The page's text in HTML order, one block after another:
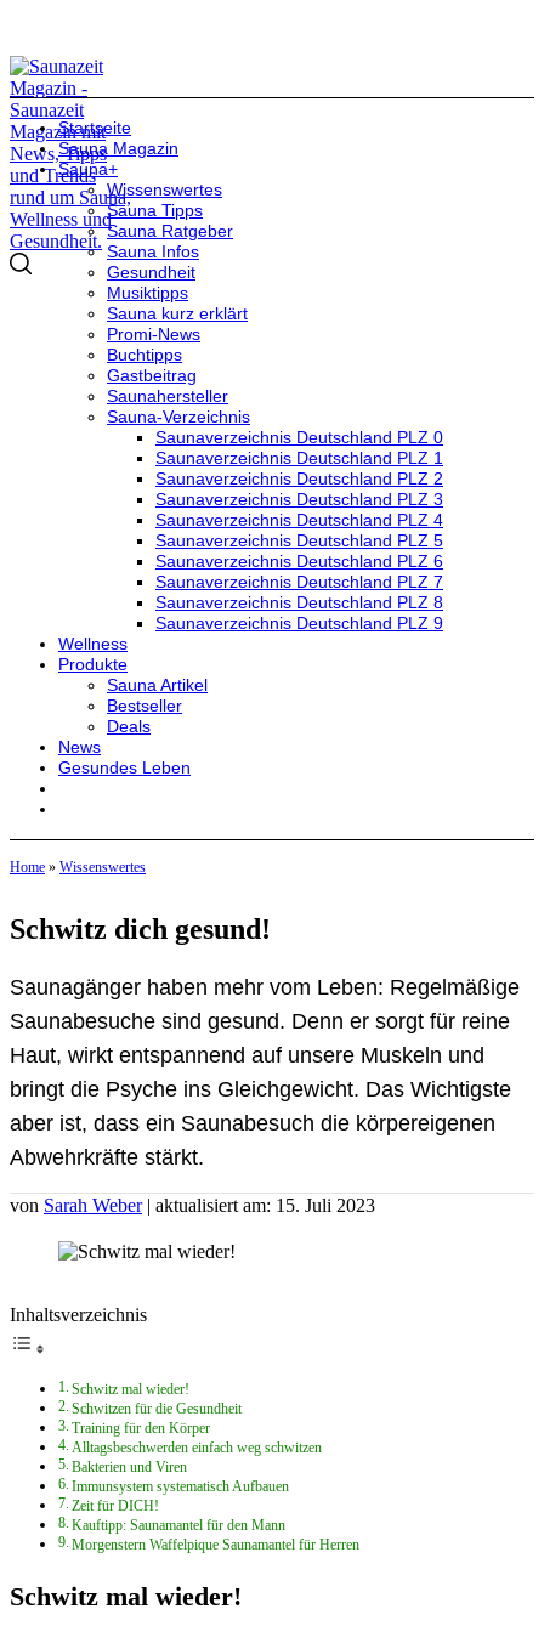
Startseite
Sauna Magazin
Sauna+
Wissenswertes
Sauna Tipps
Sauna Ratgeber
Sauna Infos
Gesundheit
Musiktipps
Sauna kurz erklärt
Promi-News
Buchtipps
Gastbeitrag
Saunahersteller
Sauna-Verzeichnis
Saunaverzeichnis Deutschland PLZ 0
Saunaverzeichnis Deutschland PLZ 1
Saunaverzeichnis Deutschland PLZ 2
Saunaverzeichnis Deutschland PLZ 3
Saunaverzeichnis Deutschland PLZ 4
Saunaverzeichnis Deutschland PLZ 5
Saunaverzeichnis Deutschland PLZ 6
Saunaverzeichnis Deutschland PLZ 7
Saunaverzeichnis Deutschland PLZ 8
Saunaverzeichnis Deutschland PLZ 9
Wellness
Produkte
Sauna Artikel
Bestseller
Deals
News
Gesundes Leben
Home » Wissenswertes
Schwitz dich gesund!
Saunagänger haben mehr vom Leben: Regelmäßige
Saunabesuche sind gesund. Denn er sorgt für reine
Haut, wirkt entspannend auf unsere Muskeln und
bringt die Psyche ins Gleichgewicht. Das Wichtigste
aber ist, dass ein Saunabesuch die körpereigenen
Abwehrkräfte stärkt.
von Sarah Weber | aktualisiert am: 15. Juli 2023
Inhaltsverzeichnis
Schwitz mal wieder!
Schwitzen für die Gesundheit
Training für den Körper
Alltagsbeschwerden einfach weg schwitzen
Bakterien und Viren
Immunsystem systematisch Aufbauen
Zeit für DICH!
Kauftipp: Saunamantel für den Mann
Morgenstern Waffelpique Saunamantel für Herren
Schwitz mal wieder!